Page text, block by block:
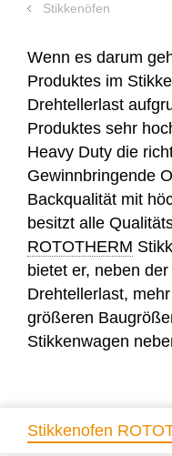
Stikkenöfen
Wenn es darum
Produktes im
Drehtellerlast
Produktes sehr
Heavy Duty die
Gewinnbringende
Backqualität mit
besitzt alle
ROTOTHERM
bietet er, neben
Drehtellerlast,
größeren
Stikkenwagen
Stikkenofen